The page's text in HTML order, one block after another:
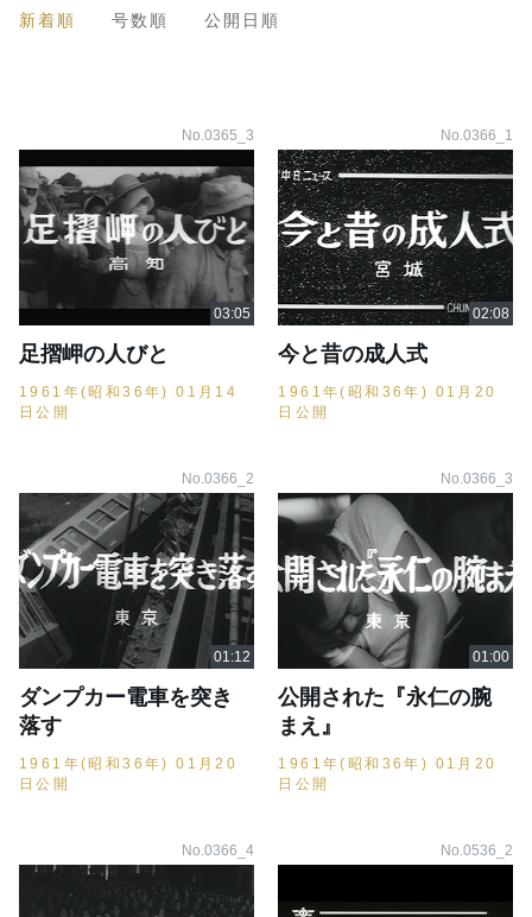
新着順 号数順 公開日順
No.0365_3
足摺岬の人びと
1961年(昭和36年) 01月14
日公開
No.0366_1
今と昔の成人式
1961年(昭和36年) 01月20
日公開
No.0366_2
ダンプカー電車を突き
落す
1961年(昭和36年) 01月20
日公開
No.0366_3
公開された『永仁の腕
まえ』
1961年(昭和36年) 01月20
日公開
No.0366_4 No.0536_2